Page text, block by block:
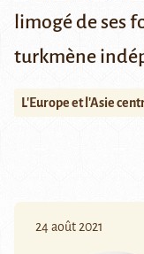
limogé de ses
turkmène
L'Europe et l'Asie
24 août 2021